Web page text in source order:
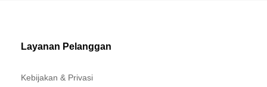
Layanan Pelanggan
Kebijakan & Privasi